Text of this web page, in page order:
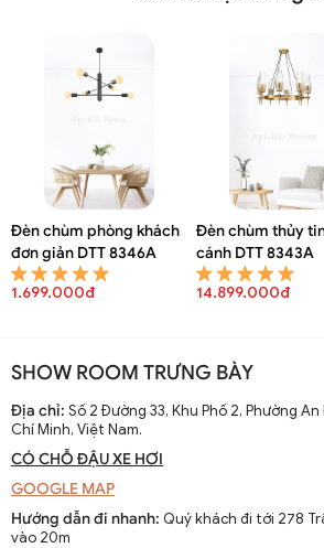
Đèn chùm phòng khách
đơn giản DTT 8346A
1.699.000đ
Đèn chùm thủy
cánh DTT 8343A
14.899.000đ
SHOW ROOM TRƯNG BÀY
Địa chỉ: Số 2 Đường 33, Khu Phố 2, Phường
Chí Minh, Việt Nam.
CÓ CHỖ ĐẬU XE HƠI
GOOGLE MAP
Hướng dẫn đi nhanh: Quý khách đi tới 278
vào 20m